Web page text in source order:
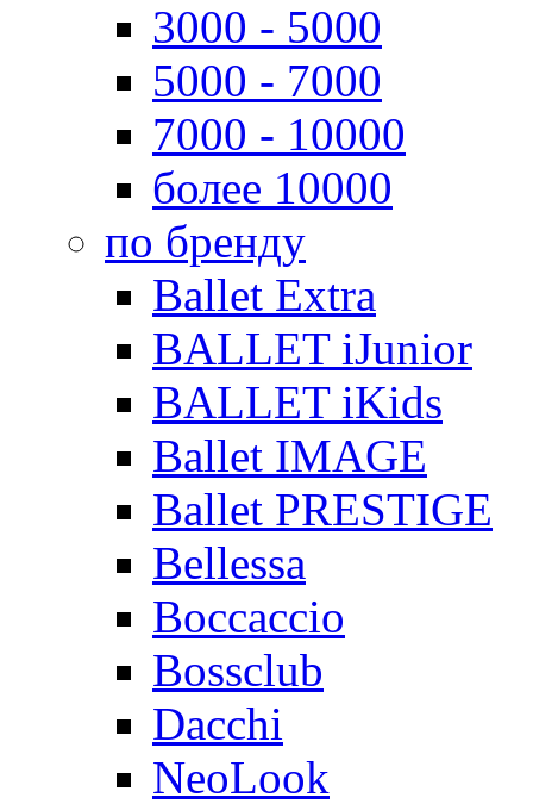
3000 - 5000
5000 - 7000
7000 - 10000
более 10000
по бренду
Ballet Extra
BALLET iJunior
BALLET iKids
Ballet IMAGE
Ballet PRESTIGE
Bellessa
Boccaccio
Bossclub
Dacchi
NeoLook